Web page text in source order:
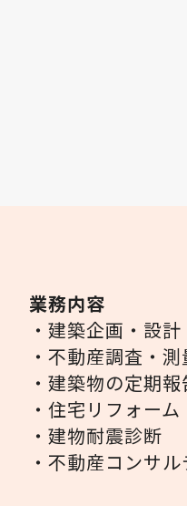
業務内容
・建築企画・設
・不動産調査・
・建築物の定期
・住宅リフォーム
・建物耐震診断
・不動産コンサ